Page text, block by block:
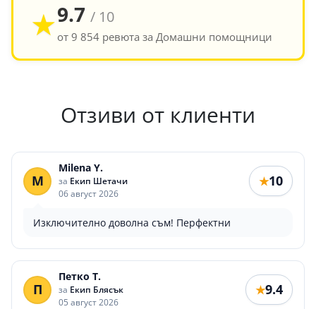
★9.7 / 10
от 9 854 ревюта за Домашни помощници
Отзиви от клиенти
M
Milena Y.
за Екип Шетачи
06 август 2026
★10
Изключително доволна съм! Перфектни
П
Петко Т.
за Екип Блясък
05 август 2026
★9.4